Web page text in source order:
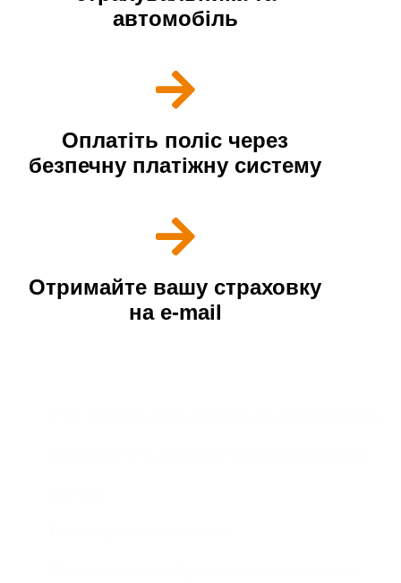
автомобіль
Оплатіть поліс через
безпечну платіжну систему
Отримайте вашу страховку
на е-mail